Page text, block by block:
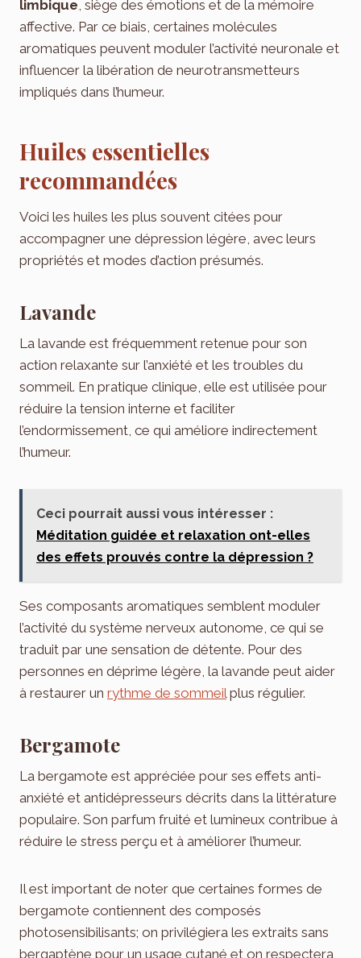
limbique , siège des émotions et de la mémoire
affective. Par ce biais, certaines molécules
aromatiques peuvent moduler l’activité neuronale et
influencer la libération de neurotransmetteurs
impliqués dans l’humeur.
Huiles essentielles
recommandées
Voici les huiles les plus souvent citées pour
accompagner une dépression légère, avec leurs
propriétés et modes d’action présumés.
Lavande
La lavande est fréquemment retenue pour son
action relaxante sur l’anxiété et les troubles du
sommeil. En pratique clinique, elle est utilisée pour
réduire la tension interne et faciliter
l’endormissement, ce qui améliore indirectement
l’humeur.
Ceci pourrait aussi vous intéresser :
Méditation guidée et relaxation ont-elles
des effets prouvés contre la dépression ?
Ses composants aromatiques semblent moduler
l’activité du système nerveux autonome, ce qui se
traduit par une sensation de détente. Pour des
personnes en déprime légère, la lavande peut aider
à restaurer un rythme de sommeil plus régulier.
Bergamote
La bergamote est appréciée pour ses effets anti-
anxiété et antidépresseurs décrits dans la littérature
populaire. Son parfum fruité et lumineux contribue à
réduire le stress perçu et à améliorer l’humeur.
Il est important de noter que certaines formes de
bergamote contiennent des composés
photosensibilisants; on privilégiera les extraits sans
bergaptène pour un usage cutané et on respectera